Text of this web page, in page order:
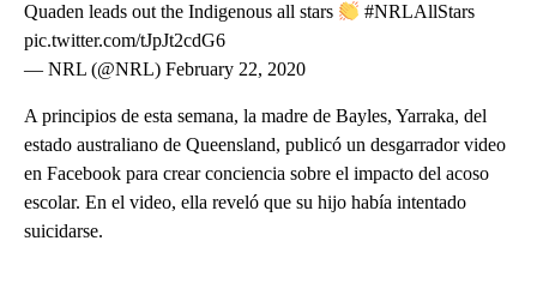
Quaden leads out the Indigenous all stars
#NRLAllStars
pic.twitter.com/tJpJt2cdG6
— NRL (@NRL) February 22, 2020
A principios de esta semana, la madre de Bayles, Yarraka, del
estado australiano de Queensland, publicó un desgarrador video
en Facebook para crear conciencia sobre el impacto del acoso
escolar. En el video, ella reveló que su hijo había intentado
suicidarse.